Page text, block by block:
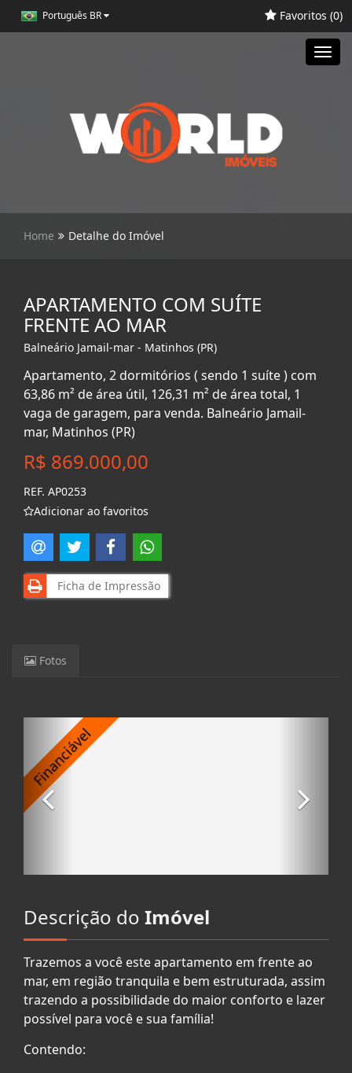
Português BR Favoritos (0)
Home Detalhe do Imóvel
APARTAMENTO COM SUÍTE
FRENTE AO MAR
Balneário Jamail-mar - Matinhos (PR)
Apartamento, 2 dormitórios ( sendo 1 suíte ) com
63,86 m² de área útil, 126,31 m² de área total, 1
vaga de garagem, para venda. Balneário Jamail-
mar, Matinhos (PR)
R$ 869.000,00
REF. AP0253
Adicionar ao favoritos
Ficha de Impressão
Fotos
Descrição do Imóvel
Trazemos a você este apartamento em frente ao
mar, em região tranquila e bem estruturada, assim
trazendo a possibilidade do maior conforto e lazer
possível para você e sua família!
Contendo: